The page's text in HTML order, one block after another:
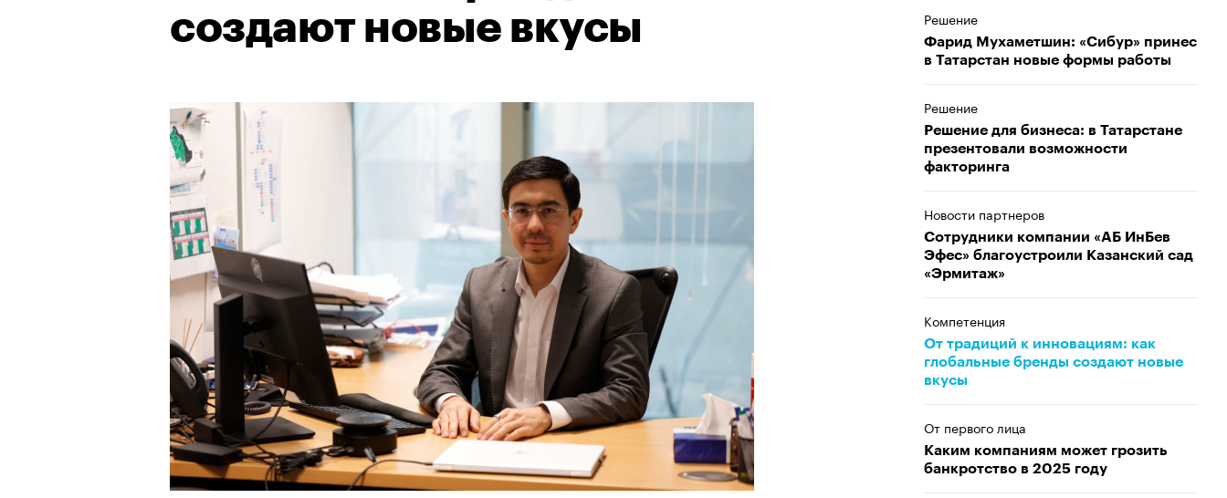
создают новые вкусы
Решение
Фарид Мухаметшин: «Сибур» принес
в Татарстан новые формы работы
Решение
Решение для бизнеса: в Татарстане
презентовали возможности
факторинга
Новости партнеров
Сотрудники компании «АБ ИнБев
Эфес» благоустроили Казанский сад
«Эрмитаж»
Компетенция
От традиций к инновациям: как
глобальные бренды создают новые
вкусы
От первого лица
Каким компаниям может грозить
банкротство в 2025 году